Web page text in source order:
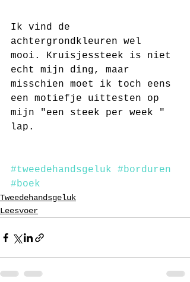
Ik vind de
achtergrondkleuren wel
mooi. Kruisjessteek is niet
echt mijn ding, maar
misschien moet ik toch eens
een motiefje uittesten op
mijn "een steek per week "
lap.
#tweedehandsgeluk
#borduren
#boek
Tweedehandsgeluk
Leesvoer